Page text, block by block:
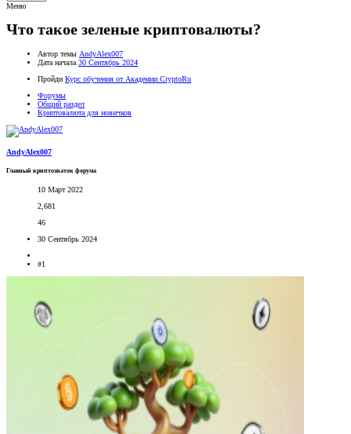
Меню
Что такое зеленые криптовалюты?
Автор темы AndyAlex007
Дата начала 30 Сентябрь 2024
Пройди Курс обучения от Академии CryptoRu
Форумы
Общий раздел
Криптовалюта для новичков
AndyAlex007
Главный криптознаток форума
10 Март 2022
2,681
46
30 Сентябрь 2024
#1